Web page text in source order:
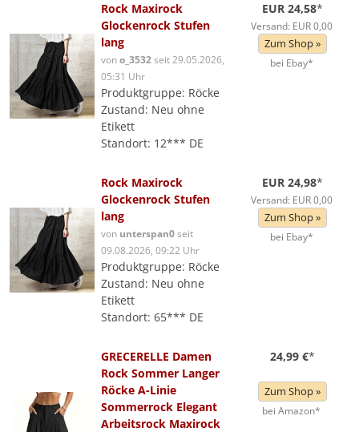
Rock Maxirock
Glockenrock Stufen
lang
vono_3532seit 29.05.2026,
05:31 Uhr
Produktgruppe: Röcke
Zustand: Neu ohne
Etikett
Standort: 12*** DE
EUR 24,58*
Versand: EUR 0,00
Zum Shop »
bei Ebay*
Rock Maxirock
Glockenrock Stufen
lang
von unterspan0seit
09.08.2026, 09:22 Uhr
Produktgruppe: Röcke
Zustand: Neu ohne
Etikett
Standort: 65*** DE
EUR 24,98*
Versand: EUR 0,00
Zum Shop »
bei Ebay*
GRECERELLE Damen
Rock Sommer Langer
Röcke A-Linie
Sommerrock Elegant
Arbeitsrock Maxirock
24,99 €*
Zum Shop »
bei Amazon*